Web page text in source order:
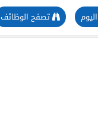
تصفح الوظائف